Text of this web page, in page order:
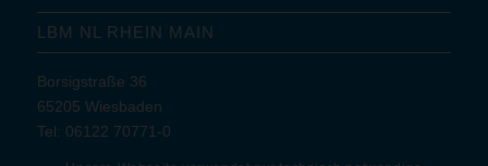
LBM NL RHEIN MAIN
Borsigstraße 36
65205 Wiesbaden
Tel: 06122 70771-0